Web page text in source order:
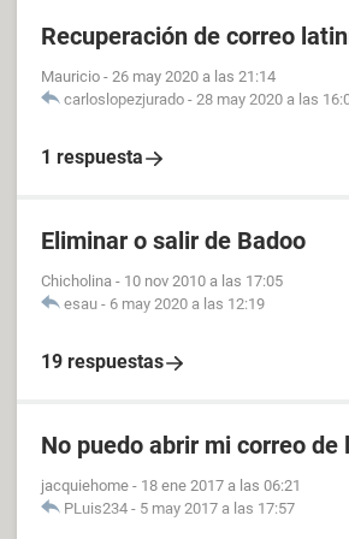
Recuperación de correo
Mauricio - 26 may 2020 a las 21:14
carloslopezjurado - 28 may 2020 a las
1 respuesta
Eliminar o salir de Badoo
Chicholina - 10 nov 2010 a las 17:05
esau - 6 may 2020 a las 12:19
19 respuestas
No puedo abrir mi correo de
jacquiehome - 18 ene 2017 a las 06:21
PLuis234 - 5 may 2017 a las 17:57